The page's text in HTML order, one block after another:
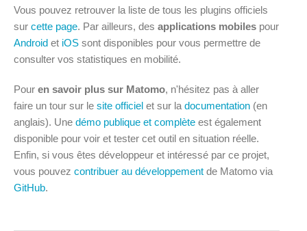
Vous pouvez retrouver la liste de tous les plugins officiels
sur cette page. Par ailleurs, des applications mobiles pour
Android et iOS sont disponibles pour vous permettre de
consulter vos statistiques en mobilité.
Pour en savoir plus sur Matomo, n'hésitez pas à aller
faire un tour sur le site officiel et sur la documentation (en
anglais). Une démo publique et complète est également
disponible pour voir et tester cet outil en situation réelle.
Enfin, si vous êtes développeur et intéressé par ce projet,
vous pouvez contribuer au développement de Matomo via
GitHub.